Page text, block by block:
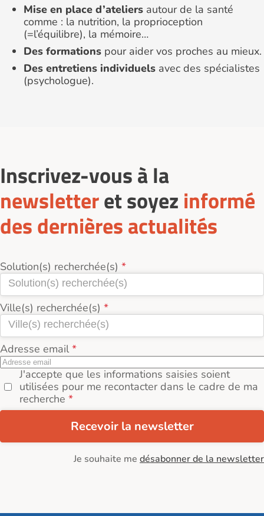
Mise en place d’ateliers autour de la santé
comme : la nutrition, la proprioception
(=l’équilibre), la mémoire…
Des formations pour aider vos proches au mieux.
Des entretiens individuels avec des spécialistes
(psychologue).
Inscrivez-vous à la
newsletteret soyez informé
des dernières actualités
Solution(s) recherchée(s)
Ville(s) recherchée(s)
Adresse email
J'accepte que les informations saisies soient
utilisées pour me recontacter dans le cadre de ma
recherche
Recevoir la newsletter
Je souhaite me désabonner de la newsletter